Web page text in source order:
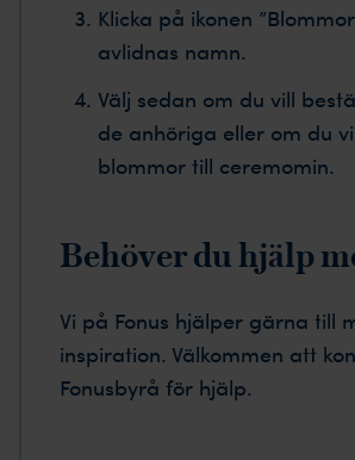
Klicka på ikonen
avlidnas namn.
Välj sedan om du vill
de anhöriga eller om du
blommor till ceremomin.
Behöver du hjälp
Vi på Fonus hjälper gärna till
inspiration. Välkommen att
Fonusbyrå för hjälp.